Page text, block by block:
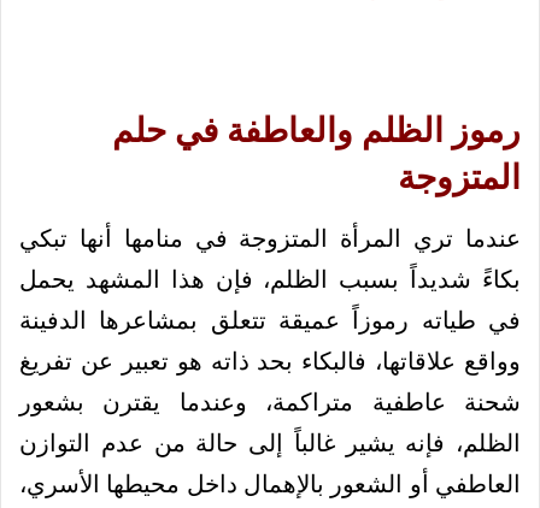
رموز الظلم والعاطفة في حلم
المتزوجة
عندما تري المرأة المتزوجة في منامها أنها تبكي
بكاءً شديداً بسبب الظلم، فإن هذا المشهد يحمل
في طياته رموزاً عميقة تتعلق بمشاعرها الدفينة
وواقع علاقاتها، فالبكاء بحد ذاته هو تعبير عن تفريغ
شحنة عاطفية متراكمة، وعندما يقترن بشعور
الظلم، فإنه يشير غالباً إلى حالة من عدم التوازن
العاطفي أو الشعور بالإهمال داخل محيطها الأسري،